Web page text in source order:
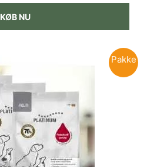
KØB NU
Pakke